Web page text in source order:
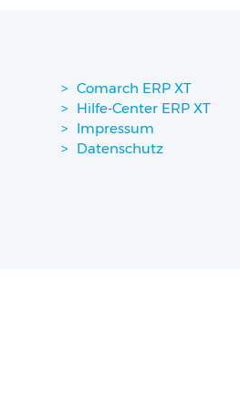
Comarch ERP XT
Hilfe-Center ERP XT
Impressum
Datenschutz